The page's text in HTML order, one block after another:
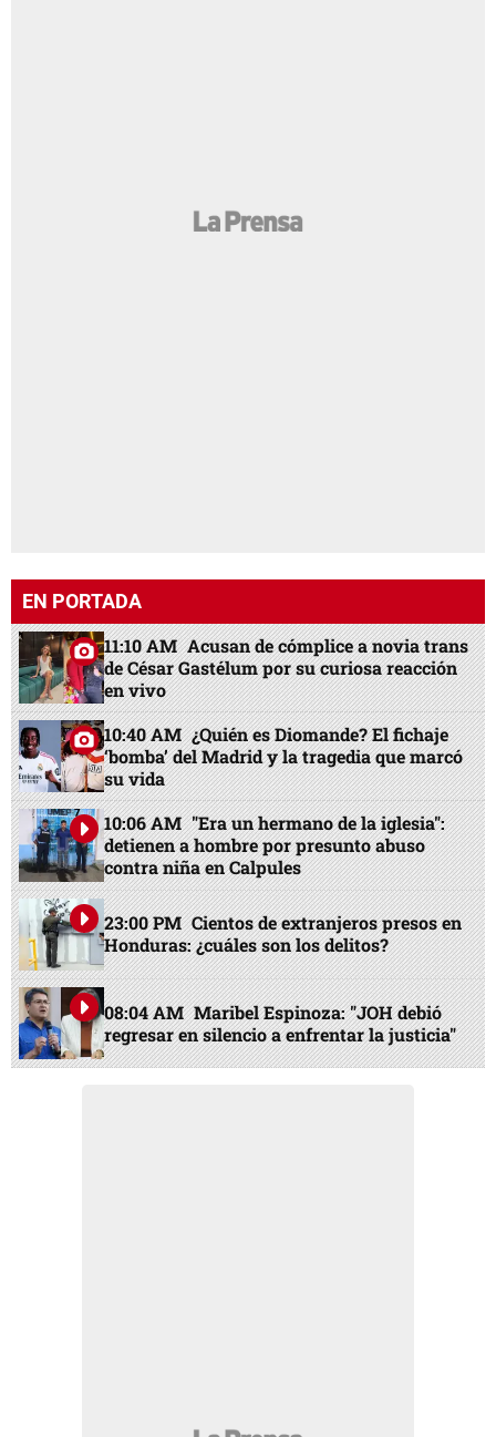
EN PORTADA
11:10 AM Acusan de cómplice a novia trans
de César Gastélum por su curiosa reacción
en vivo
10:40 AM ¿Quién es Diomande? El fichaje
‘bomba’ del Madrid y la tragedia que marcó
su vida
10:06 AM "Era un hermano de la iglesia":
detienen a hombre por presunto abuso
contra niña en Calpules
23:00 PM Cientos de extranjeros presos en
Honduras: ¿cuáles son los delitos?
08:04 AM Maribel Espinoza: "JOH debió
regresar en silencio a enfrentar la justicia"